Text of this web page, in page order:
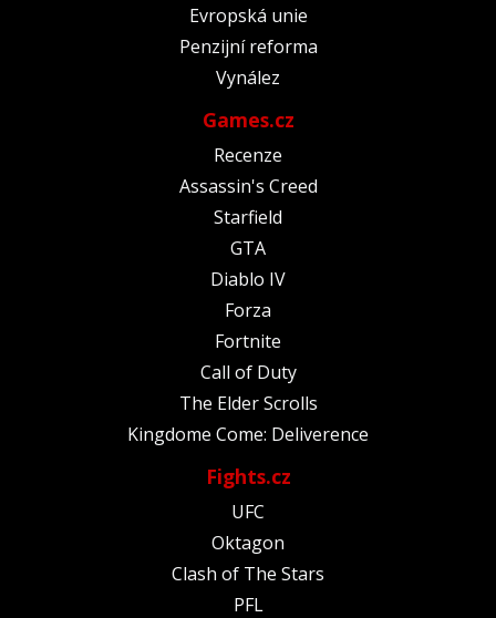
Evropská unie
Penzijní reforma
Vynález
Games.cz
Recenze
Assassin's Creed
Starfield
GTA
Diablo IV
Forza
Fortnite
Call of Duty
The Elder Scrolls
Kingdome Come: Deliverence
Fights.cz
UFC
Oktagon
Clash of The Stars
PFL